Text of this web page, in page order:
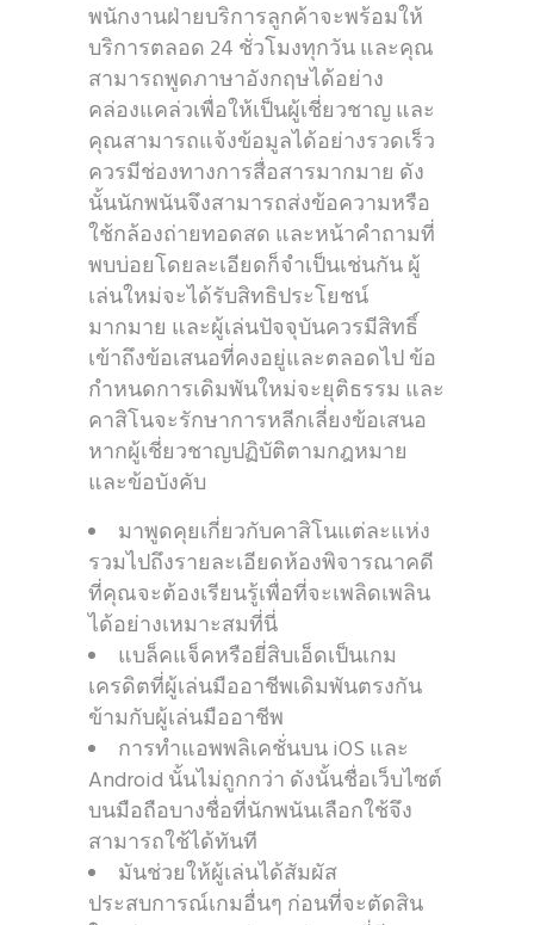
พนักงานฝ่ายบริการลูกค้าจะพร้อมให้
บริการตลอด 24 ชั่วโมงทุกวัน และคุณ
สามารถพูดภาษาอังกฤษได้อย่าง
คล่องแคล่วเพื่อให้เป็นผู้เชี่ยวชาญ และ
คุณสามารถแจ้งข้อมูลได้อย่างรวดเร็ว
ควรมีช่องทางการสื่อสารมากมาย ดัง
นั้นนักพนันจึงสามารถส่งข้อความหรือ
ใช้กล้องถ่ายทอดสด และหน้าคำถามที่
พบบ่อยโดยละเอียดก็จำเป็นเช่นกัน ผู้
เล่นใหม่จะได้รับสิทธิประโยชน์
มากมาย และผู้เล่นปัจจุบันควรมีสิทธิ์
เข้าถึงข้อเสนอที่คงอยู่และตลอดไป ข้อ
กำหนดการเดิมพันใหม่จะยุติธรรม และ
คาสิโนจะรักษาการหลีกเลี่ยงข้อเสนอ
หากผู้เชี่ยวชาญปฏิบัติตามกฎหมาย
และข้อบังคับ
มาพูดคุยเกี่ยวกับคาสิโนแต่ละแห่ง
รวมไปถึงรายละเอียดห้องพิจารณาคดี
ที่คุณจะต้องเรียนรู้เพื่อที่จะเพลิดเพลิน
ได้อย่างเหมาะสมที่นี่
แบล็คแจ็คหรือยี่สิบเอ็ดเป็นเกม
เครดิตที่ผู้เล่นมืออาชีพเดิมพันตรงกัน
ข้ามกับผู้เล่นมืออาชีพ
การทำแอพพลิเคชั่นบน iOS และ
Android นั้นไม่ถูกกว่า ดังนั้นชื่อเว็บไซต์
บนมือถือบางชื่อที่นักพนันเลือกใช้จึง
สามารถใช้ได้ทันที
มันช่วยให้ผู้เล่นได้สัมผัส
ประสบการณ์เกมอื่นๆ ก่อนที่จะตัดสิน